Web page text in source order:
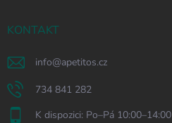
KONTAKT
info@apetitos.cz
734 841 282
K dispozici: Po–Pá 10:00–14:00